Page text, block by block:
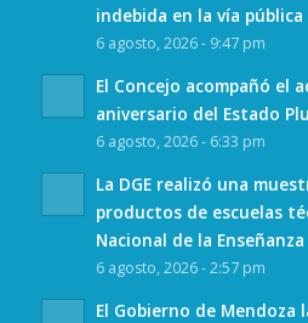
indebida en la vía pública
6 agosto, 2026 - 9:47 pm
El Concejo acompañó el
aniversario del Estado
6 agosto, 2026 - 6:33 pm
La DGE realizó una
productos de escuelas
Nacional de la
6 agosto, 2026 - 2:57 pm
El Gobierno de Mendoza